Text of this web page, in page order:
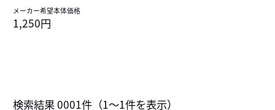
メーカー希望本体価格
1,250円
検索結果0001件（1～1件を表示）